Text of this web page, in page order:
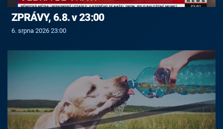
ZPRÁVY, 6.8. v 23:00
6. srpna 2026 23:00